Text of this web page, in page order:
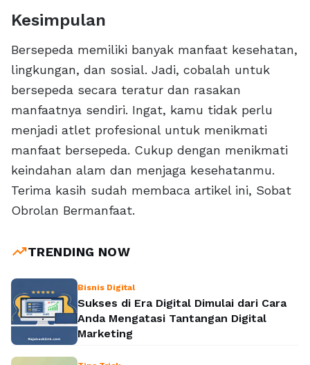
Kesimpulan
Bersepeda memiliki banyak manfaat kesehatan,
lingkungan, dan sosial. Jadi, cobalah untuk
bersepeda secara teratur dan rasakan
manfaatnya sendiri. Ingat, kamu tidak perlu
menjadi atlet profesional untuk menikmati
manfaat bersepeda. Cukup dengan menikmati
keindahan alam dan menjaga kesehatanmu.
Terima kasih sudah membaca artikel ini, Sobat
Obrolan Bermanfaat.
trending_upTRENDING NOW
Bisnis Digital
Sukses di Era Digital Dimulai dari Cara
Anda Mengatasi Tantangan Digital
Marketing